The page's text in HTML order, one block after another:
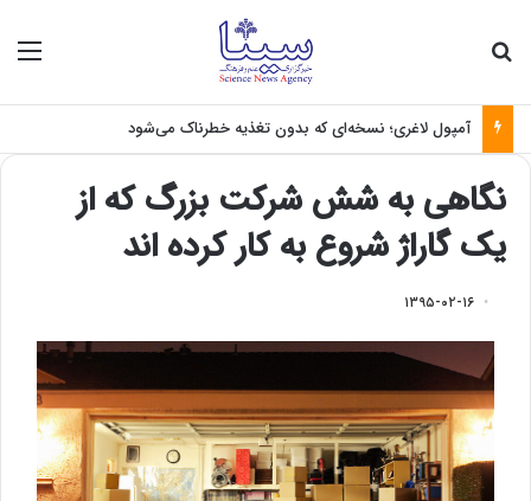
آمپول لاغری؛ نسخه‌ای که بدون تغذیه خطرناک می‌شود
نگاهی به شش شرکت بزرگ که از
یک گاراژ شروع به کار کرده اند
۱۳۹۵-۰۲-۱۶